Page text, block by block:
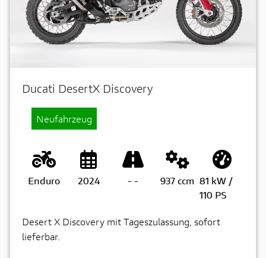
Ducati DesertX Discovery
Neufahrzeug
Enduro 2024 - - 937 ccm 81 kW /
110 PS
Desert X Discovery mit Tageszulassung, sofort
lieferbar.